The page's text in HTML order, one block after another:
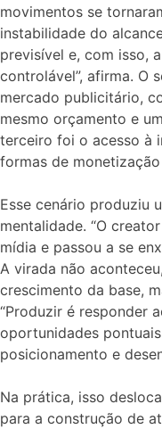
movimentos se
instabilidade do
previsível e, com isso,
controlável”, afirma. O
mercado publicitário,
mesmo orçamento e
terceiro foi o acesso à
formas de
Esse cenário produziu
mentalidade. “O
mídia e passou a se
A virada não
crescimento da base,
“Produzir é responder
oportunidades
posicionamento e
Na prática, isso
para a construção de